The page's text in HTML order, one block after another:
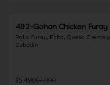
492-Gohan Chicken Furay
Pollo Furay, Palta, Queso Crema y
Cebollín
$5.490$7.990